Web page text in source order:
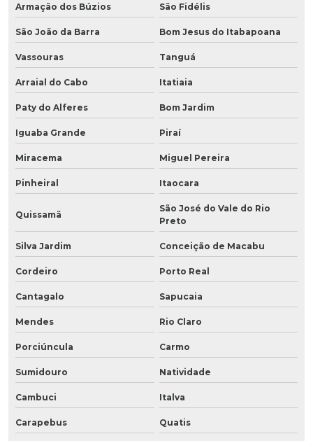
Armação dos Búzios São Fidélis
São João da Barra Bom Jesus do Itabapoana
Vassouras Tanguá
Arraial do Cabo Itatiaia
Paty do Alferes Bom Jardim
Iguaba Grande Piraí
Miracema Miguel Pereira
Pinheiral Itaocara
Quissamã
São José do Vale do Rio
Preto
Silva Jardim Conceição de Macabu
Cordeiro Porto Real
Cantagalo Sapucaia
Mendes Rio Claro
Porciúncula Carmo
Sumidouro Natividade
Cambuci Italva
Carapebus Quatis